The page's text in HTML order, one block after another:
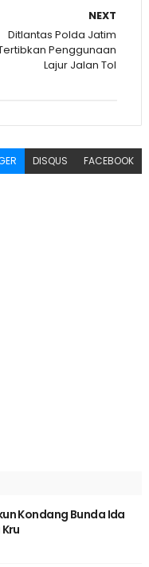
NEXT
Ditlantas Polda Jatim
Penggunaan
Lajur Jalan Tol
DISQUS FACEBOOK
Kondang Bunda Ida